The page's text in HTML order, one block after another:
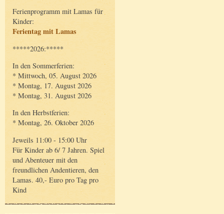
Ferienprogramm mit Lamas für
Kinder:
Ferientag mit Lamas
*****2026:*****
In den Sommerferien:
* Mittwoch, 05. August 2026
* Montag, 17. August 2026
* Montag, 31. August 2026
In den Herbstferien:
* Montag, 26. Oktober 2026
Jeweils 11:00 - 15:00 Uhr
Für Kinder ab 6/ 7 Jahren. Spiel
und Abenteuer mit den
freundlichen Andentieren, den
Lamas. 40,- Euro pro Tag pro
Kind